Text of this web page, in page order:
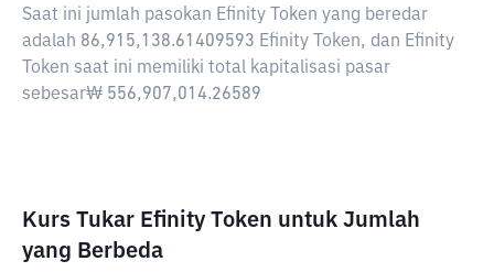
Saat ini jumlah pasokan Efinity Token yang beredar
adalah 86,915,138.61409593 Efinity Token, dan Efinity
Token saat ini memiliki total kapitalisasi pasar
sebesar₩ 556,907,014.26589
Kurs Tukar Efinity Token untuk Jumlah
yang Berbeda